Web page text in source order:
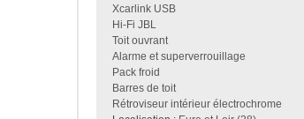
Xcarlink USB
Hi-Fi JBL
Toit ouvrant
Alarme et superverrouillage
Pack froid
Barres de toit
Rétroviseur intérieur électrochrome